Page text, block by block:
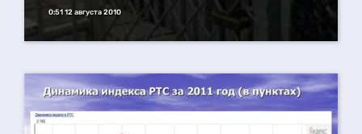
0:51 12 августа 2010